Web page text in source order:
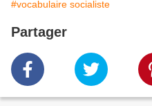
#vocabulaire socialiste
Partager